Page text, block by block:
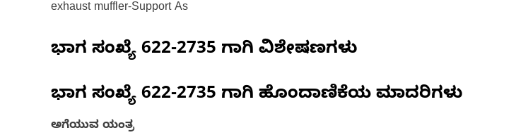
exhaust muffler-Support As
ಭಾಗ ಸಂಖ್ಯೆ 622-2735 ಗಾಗಿ ವಿಶೇಷಣಗಳು
ಭಾಗ ಸಂಖ್ಯೆ 622-2735 ಗಾಗಿ ಹೊಂದಾಣಿಕೆಯ ಮಾದರಿಗಳು
ಅಗೆಯುವ ಯಂತ್ರ